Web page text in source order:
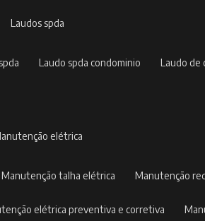
laudos spda
laudo spda condominio laudo
manutenção elétrica
manutenção talha elétrica manutenção
elétrica preventiva e corretiva